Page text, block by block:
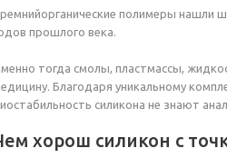
полимеры нашли
прошлого века.
тогда смолы, пластмассы,
Благодаря уникальному
силикона не знают
хорош силикон с